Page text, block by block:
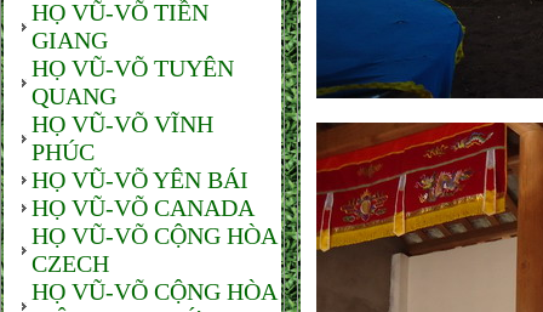
HỌ VŨ-VÕ TIỀN
GIANG
HỌ VŨ-VÕ TUYÊN
QUANG
HỌ VŨ-VÕ VĨNH
PHÚC
HỌ VŨ-VÕ YÊN BÁI
HỌ VŨ-VÕ CANADA
HỌ VŨ-VÕ CỘNG HÒA
CZECH
HỌ VŨ-VÕ CỘNG HÒA